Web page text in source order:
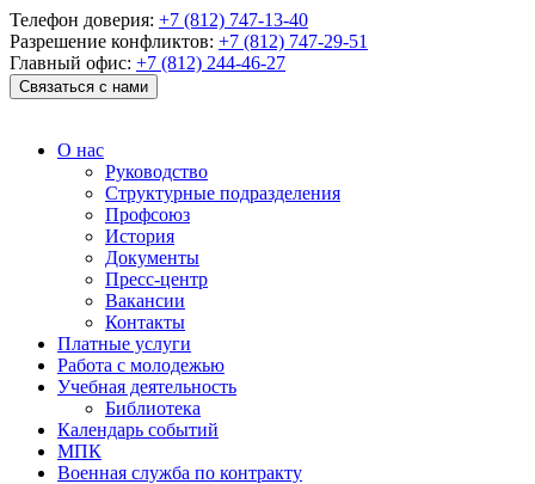
Телефон доверия: +7 (812) 747-13-40
Разрешение конфликтов: +7 (812) 747-29-51
Главный офис: +7 (812) 244-46-27
Связаться с нами
О нас
Руководство
Структурные подразделения
Профсоюз
История
Документы
Пресс-центр
Вакансии
Контакты
Платные услуги
Работа с молодежью
Учебная деятельность
Библиотека
Календарь событий
МПК
Военная служба по контракту